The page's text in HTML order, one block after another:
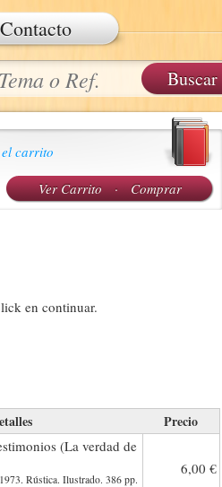
Contacto
carrito
Ver Carrito · Comprar
en continuar.
Precio
(La verdad de
Rústica. Ilustrado. 386 pp.
6,00 €